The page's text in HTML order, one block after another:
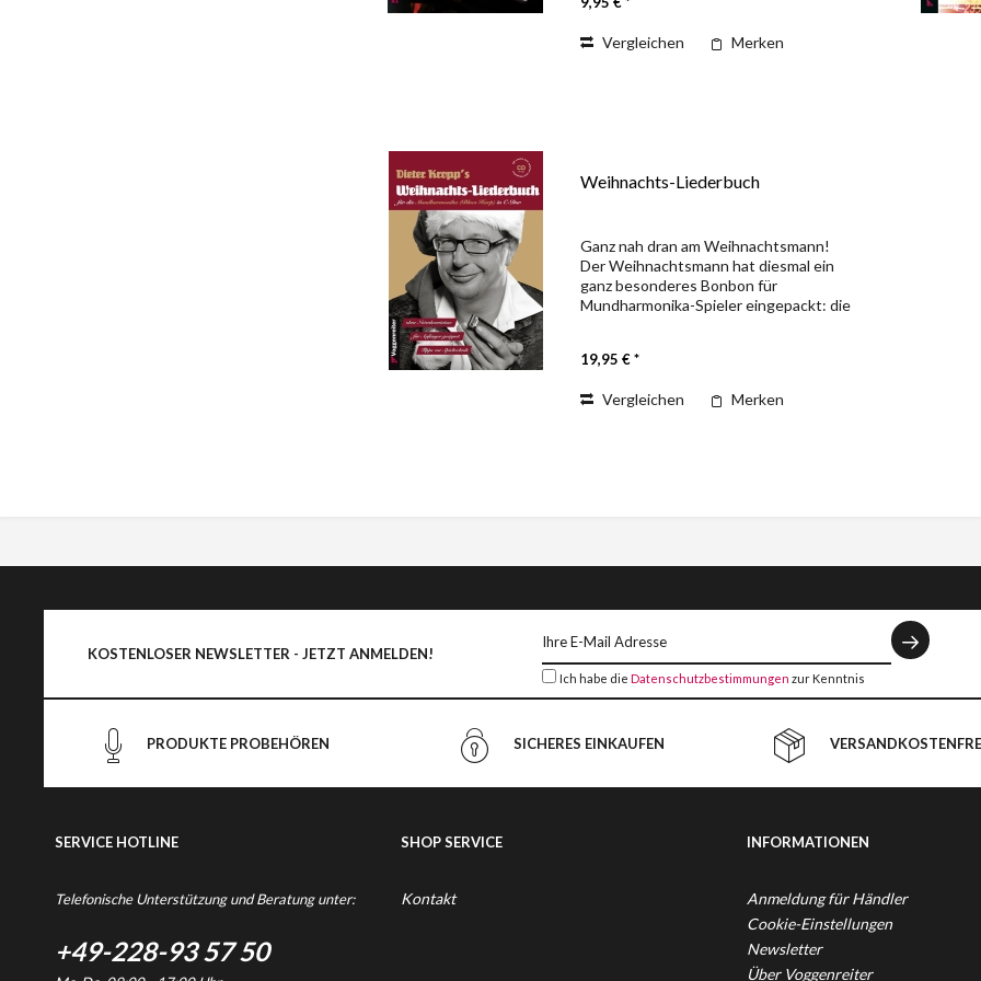
ohne...
Vergleichen Merken
Weihnachts-Liederbuch
Ganz nah dran am Weihnachtsmann!
Der Weihnachtsmann hat diesmal ein
ganz besonderes Bonbon für
Mundharmonika-Spieler eingepackt: die
Top-Harper Dieter Kropp für die...
19,95 € *
Vergleichen Merken
KOSTENLOSER NEWSLETTER - JETZT ANMELDEN!
Ich habe die Datenschutzbestimmungen zur Kenntnis
PRODUKTE PROBEHÖREN SICHERES EINKAUFEN
SERVICE HOTLINE
Telefonische Unterstützung und Beratung unter:
+49-228-93 57 50
SHOP SERVICE
Kontakt
INFORMATIONEN
Anmeldung für Händler
Cookie-Einstellungen
Newsletter
Über Voggenreiter